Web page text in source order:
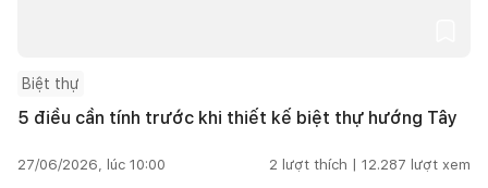
Biệt thự
5 điều cần tính trước khi thiết kế biệt thự hướng Tây
27/06/2026, lúc 10:00 2 lượt thích | 12.287 lượt xem